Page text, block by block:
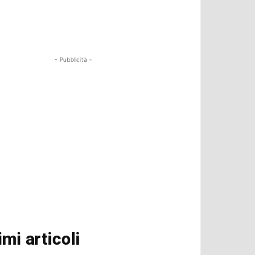
- Pubblicità -
articoli